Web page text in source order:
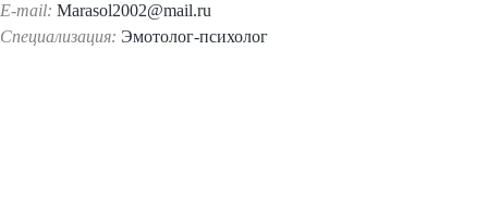
E-mail: Marasol2002@mail.ru
Специализация: Эмотолог-психолог